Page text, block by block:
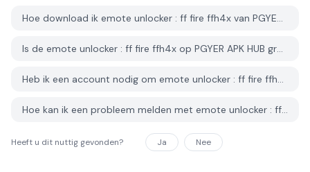
Hoe download ik emote unlocker : ff fire ffh4x van PGYER APK HUB?
Is de emote unlocker : ff fire ffh4x op PGYER APK HUB gratis te downloaden?
Heb ik een account nodig om emote unlocker : ff fire ffh4x van PGYER APK HUB te downloaden?
Hoe kan ik een probleem melden met emote unlocker : ff fire ffh4x op PGYER APK HUB?
Heeft u dit nuttig gevonden? Ja Nee